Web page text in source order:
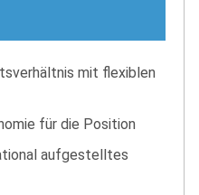
mit flexiblen
für die Position
aufgestelltes